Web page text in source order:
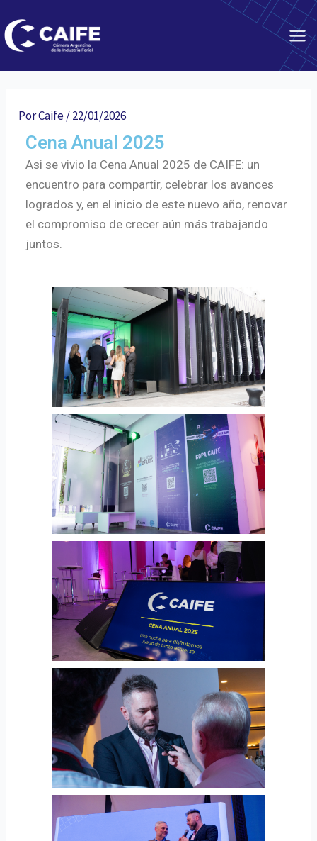
al
contenido
PorCaife/22/01/2026
Cena Anual 2025
Asi se vivio la Cena Anual 2025 de CAIFE: un
encuentro para compartir, celebrar los avances
logrados y, en el inicio de este nuevo año, renovar
el compromiso de crecer aún más trabajando
juntos.
de
entradas